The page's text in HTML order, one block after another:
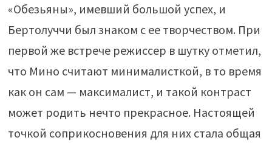
«Обезьяны», имевший большой успех, и
Бертолуччи был знаком с ее творчеством. При
первой же встрече режиссер в шутку отметил,
что Мино считают минималисткой, в то время
как он сам — максималист, и такой контраст
может родить нечто прекрасное. Настоящей
точкой соприкосновения для них стала общая